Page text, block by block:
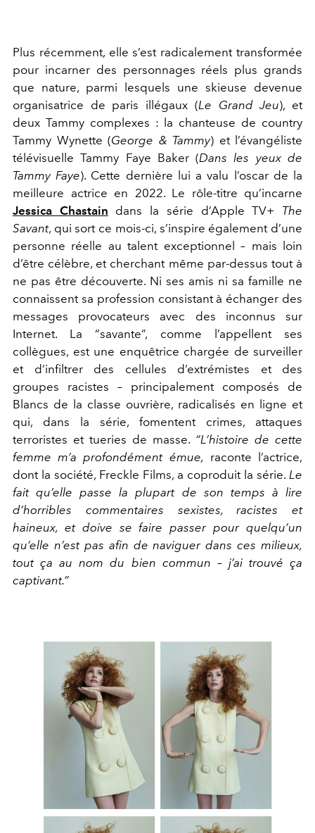
Plus récemment, elle s’est radicalement transformée
pour incarner des personnages réels plus grands
que nature, parmi lesquels une skieuse devenue
organisatrice de paris illégaux (Le Grand Jeu), et
deux Tammy complexes : la chanteuse de country
Tammy Wynette (George & Tammy) et l’évangéliste
télévisuelle Tammy Faye Baker (Dans les yeux de
Tammy Faye). Cette dernière lui a valu l’oscar de la
meilleure actrice en 2022. Le rôle-titre qu’incarne
Jessica Chastain dans la série d’AppleTV+ The
Savant, qui sort ce mois-ci, s’inspire également d’une
personne réelle au talent exceptionnel – mais loin
d’être célèbre, et cherchant même par-dessus tout à
ne pas être découverte. Ni ses amis ni sa famille ne
connaissent sa profession consistant à échanger des
messages provocateurs avec des inconnus sur
Internet. La “savante”, comme l’appellent ses
collègues, est une enquêtrice chargée de surveiller
et d’infiltrer des cellules d’extrémistes et des
groupes racistes – principalement composés de
Blancs de la classe ouvrière, radicalisés en ligne et
qui, dans la série, fomentent crimes, attaques
terroristes et tueries de masse. “L’histoire de cette
femme m’a profondément émue, raconte l’actrice,
dont la société, Freckle Films, a coproduit la série. Le
fait qu’elle passe la plupart de son temps àlire
d’horribles commentaires sexistes, racistes et
haineux, et doive se faire passer pour quelqu’un
qu’elle n’est pas afin denaviguer dans ces milieux,
tout çaau nom du bien commun – j’ai trouvé ça
captivant.”